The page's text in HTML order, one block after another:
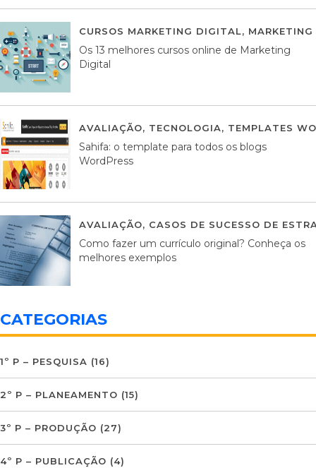
CURSOS MARKETING DIGITAL,
Os 13 melhores cursos online de Marketing
Digital
AVALIAÇÃO, TECNOLOGIA, TEMPLATES
Sahifa: o template para todos os blogs
WordPress
AVALIAÇÃO, CASOS DE SUCESSO DE
Como fazer um currículo original? Conheça os
melhores exemplos
CATEGORIAS
1º P – PESQUISA (16)
2º P – PLANEAMENTO (15)
3º P – PRODUÇÃO (27)
4º P – PUBLICAÇÃO (4)